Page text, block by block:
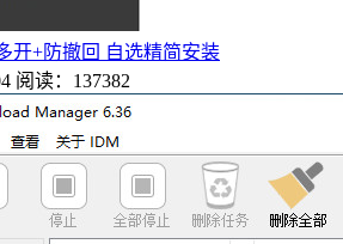
开+防撤回 自选精简安装
阅读：137382